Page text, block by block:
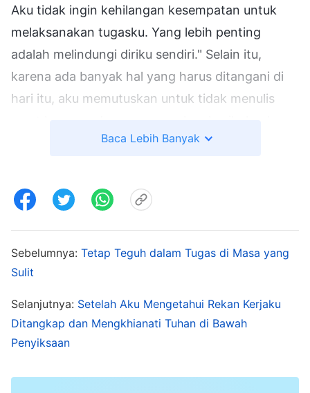
Aku tidak ingin kehilangan kesempatan untuk
melaksanakan tugasku. Yang lebih penting
adalah melindungi diriku sendiri." Selain itu,
karena ada banyak hal yang harus ditangani di
hari itu, aku memutuskan untuk tidak menulis
sebagai alasan. Keesokan harinya, Jasper
apakah aku sudah menyerahkan laporan itu.
Ketika aku melihat pesan itu, wajahku terasa
panas dan hatiku sangat malu. Aku hanya
menjawab dengan singkat, "Belum." Jasper tidak
mengatakan apa-apa lagi.
Pada hari-hari berikutnya, aku sangat gelisah
dan dihantui perasaan bersalah. Selama saat
engkau sering merasa tertuduh dalam hidupmu,
Baca Lebih Banyak
Sebelumnya: Tetap Teguh dalam Tugas di Masa yang
Sulit
Selanjutnya: Setelah Aku Mengetahui Rekan Kerjaku
Ditangkap dan Mengkhianati Tuhan di Bawah
Penyiksaan